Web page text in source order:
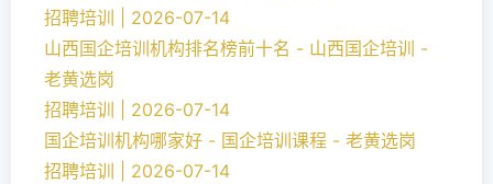
招聘培训 | 2026-07-14
山西国企培训机构排名榜前十名 - 山西国企培训 -
老黄选岗
招聘培训 | 2026-07-14
国企培训机构哪家好 - 国企培训课程 - 老黄选岗
招聘培训 | 2026-07-14